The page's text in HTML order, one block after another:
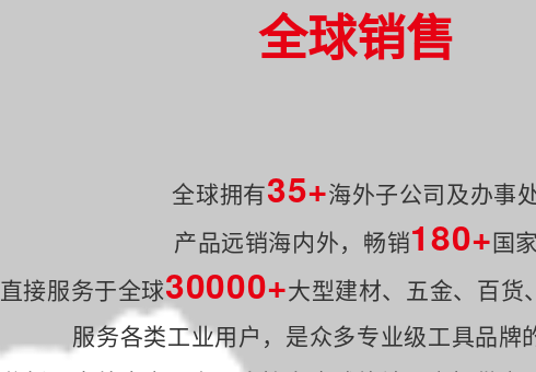
全球销售
全球拥有35+海外子公司及办事
产品远销海内外，畅销180+国家
直接服务于全球30000+大型建材、五金、百货
服务各类工业用户，是众多专业级工具品牌